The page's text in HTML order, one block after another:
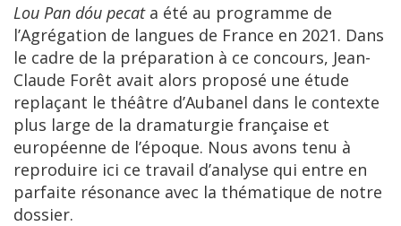
Lou Pan dóu pecata été au programme de
l’Agrégation de langues de France en 2021. Dans
le cadre de la préparation à ce concours, Jean-
Claude Forêt avait alors proposé une étude
replaçant le théâtre d’Aubanel dans le contexte
plus large de la dramaturgie française et
européenne de l’époque. Nous avons tenu à
reproduire ici ce travail d’analyse qui entre en
parfaite résonance avec la thématique de notre
dossier.